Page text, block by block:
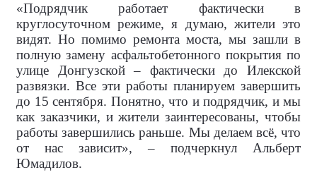
«Подрядчик работает фактически в
круглосуточном режиме, я думаю, жители это
видят. Но помимо ремонта моста, мы зашли в
полную замену асфальтобетонного покрытия по
улице Донгузской – фактически до Илекской
развязки. Все эти работы планируем завершить
до 15 сентября. Понятно, что и подрядчик, и мы
как заказчики, и жители заинтересованы, чтобы
работы завершились раньше. Мы делаем всё, что
от нас зависит», – подчеркнул Альберт
Юмадилов.